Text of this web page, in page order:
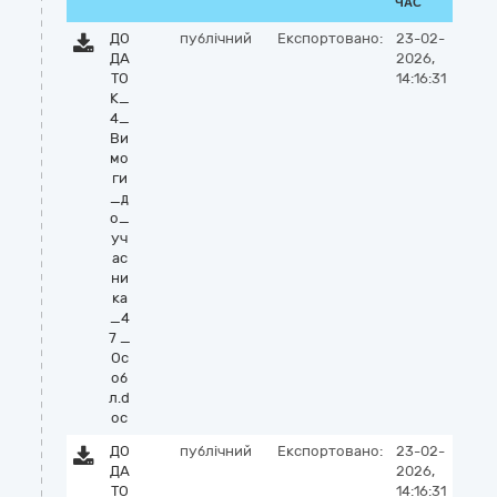
ДО
ДА
ТО
К_
4_
Ви
мо
ги
_д
о_
уч
ас
ни
ка
_4
7 _
Ос
об
л.d
oc
публічний Експортовано:
23-02-
2026,
14:16:31
ДО
ДА
ТО
публічний Експортовано:
23-02-
2026,
14:16:31